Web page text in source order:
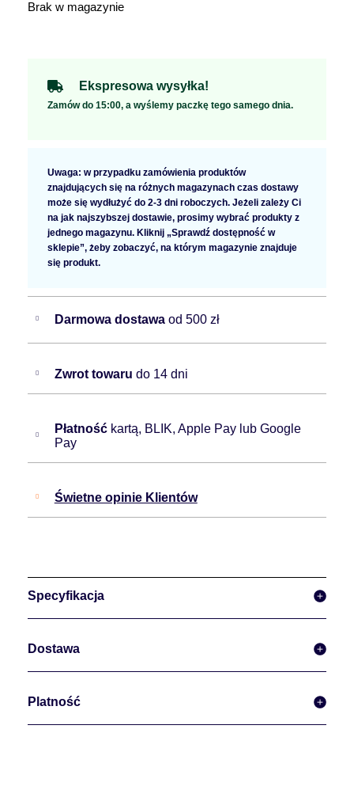
Brak w magazynie
Ekspresowa wysyłka!
Zamów do 15:00, a wyślemy paczkę tego samego dnia.
Uwaga: w przypadku zamówienia produktów
znajdujących się na różnych magazynach czas dostawy
może się wydłużyć do 2-3 dni roboczych. Jeżeli zależy Ci
na jak najszybszej dostawie, prosimy wybrać produkty z
jednego magazynu. Kliknij „Sprawdź dostępność w
sklepie”, żeby zobaczyć, na którym magazynie znajduje
się produkt.
Darmowa dostawa od 500 zł
Zwrot towaru do 14 dni
Płatność kartą, BLIK, Apple Pay lub Google
Pay
Świetne opinie Klientów
Specyfikacja
Dostawa
Platność